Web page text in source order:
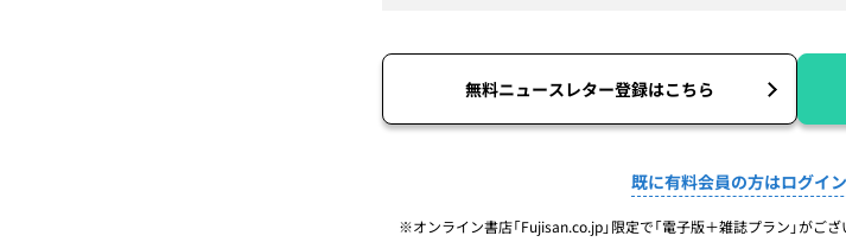
無料ニュースレター登録はこちら
既に有料会員の方はログイ
※オンライン書店「Fujisan.co.jp」限定で「電子版＋雑誌プラン」がご